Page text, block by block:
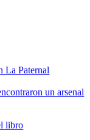
La Paternal
un arsenal
libro